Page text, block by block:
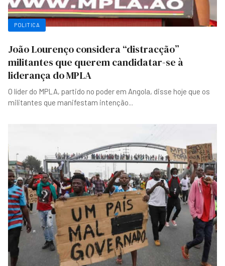
POLITICA
João Lourenço considera “distracção”
militantes que querem candidatar-se à
liderança do MPLA
O líder do MPLA, partido no poder em Angola, disse hoje que os
militantes que manifestam intenção...